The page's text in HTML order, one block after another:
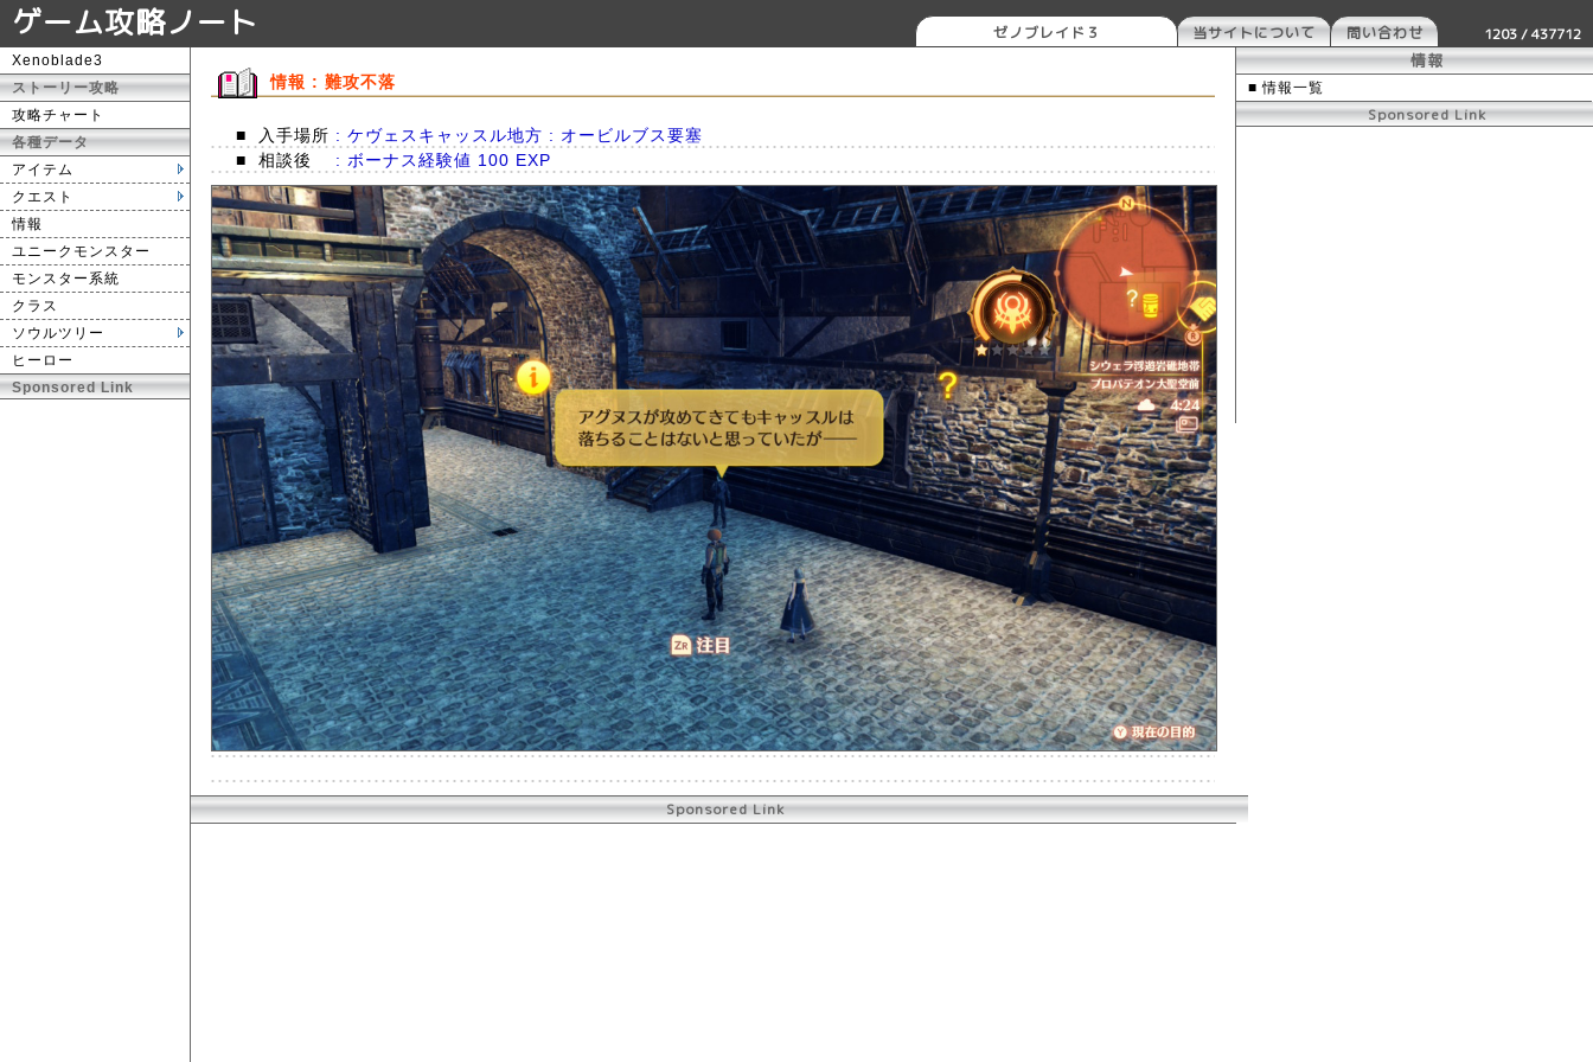
ゲーム攻略ノート 1203 / 437712
ゼノブレイド３ 当サイトについて 問い合わせ
Xenoblade3
ストーリー攻略
攻略チャート
各種データ
アイテム
クエスト
情報
ユニークモンスター
モンスター系統
クラス
ソウルツリー
ヒーロー
Sponsored Link
情報 : 難攻不落
■ 入手場所 : ケヴェスキャッスル地方 : オービルブス要塞
■
相談後 : ボーナス経験値 100 EXP
Sponsored Link
情報
■ 情報一覧
Sponsored Link